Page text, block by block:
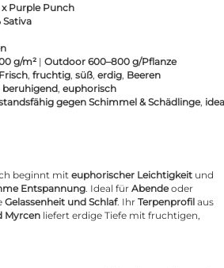
Purple Punch
Sativa
g/m² | Outdoor 600–800 g/Pflanze
Frisch, fruchtig, süß, erdig, Beeren
beruhigend, euphorisch
gegen Schimmel & Schädlinge,
beginnt mit euphorischer Leichtigkeit und
Entspannung. Ideal für Abendeoder
Gelassenheit und Schlaf. Ihr Terpenprofil aus
Myrcen liefert erdige Tiefe mit fruchtigen,